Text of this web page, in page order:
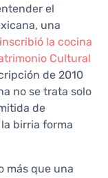
el
una
la cocina
Cultural
de 2010
no se trata solo
de
birria forma
más que una